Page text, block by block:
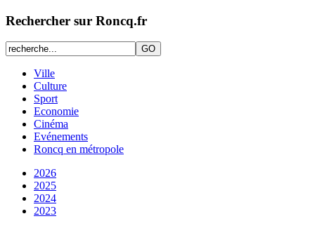
Rechercher sur Roncq.fr
Ville
Culture
Sport
Economie
Cinéma
Evénements
Roncq en métropole
2026
2025
2024
2023